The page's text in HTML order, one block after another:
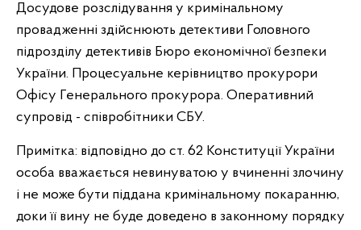
Досудове розслідування у кримінальному
провадженні здійснюють детективи Головного
підрозділу детективів Бюро економічної безпеки
України. Процесуальне керівництво прокурори
Офісу Генерального прокурора. Оперативний
супровід - співробітники СБУ.
Примітка: відповідно до ст. 62 Конституції України
особа вважається невинуватою у вчиненні злочину
і не може бути піддана кримінальному покаранню,
доки її вину не буде доведено в законному порядку